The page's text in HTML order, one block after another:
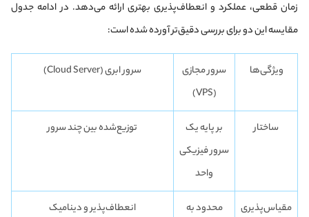
زمان قطعی، عملکرد و انعطاف‌پذیری بهتری ارائه می‌دهد. در ادامه جدول
مقایسه این دو برای بررسی دقیق‌تر آورده شده است:
ویژگی‌ها
سرور مجازی
(VPS)
سرور ابری (Cloud Server)
ساختار
بر پایه یک
سرور فیزیکی
واحد
توزیع‌شده بین چند سرور
مقیاس‌پذیری
محدود به
انعطاف‌پذیر و دینامیک